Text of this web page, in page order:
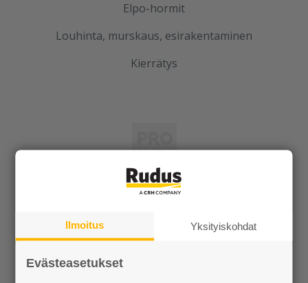
Elpo-hormit
Louhinta, murskaus, esirakentaminen
Kierrätys
Rudus
Referenssit
Tilaa uutiskirje
Ilmoitus Yksityiskohdat
Evästeasetukset